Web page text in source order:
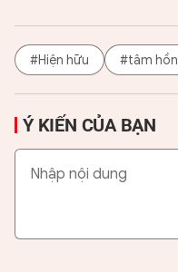
#Hiện hữu #tâm hồn
Ý KIẾN CỦA BẠN